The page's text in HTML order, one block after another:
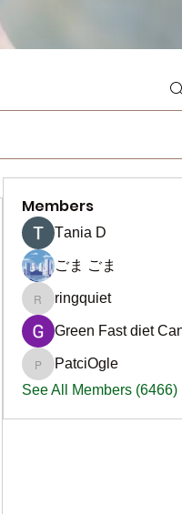
Members
Тania D
ごま ごま
ringquiet
ringquiet
Green Fast diet
PatciOgle
PatciOgle
See All Members (6466)